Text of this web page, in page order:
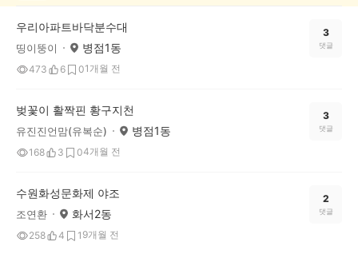
목
우리아파트바닥분수대
띵이뚱이 병점1동
473 6 01개월 전
3
댓글
벚꽃이 활짝핀 황구지천
유진진언맘(유복순) 병점1동
168 3 04개월 전
3
댓글
수원화성문화제 야조
조연환 화서2동
258 4 1 9개월 전
2
댓글